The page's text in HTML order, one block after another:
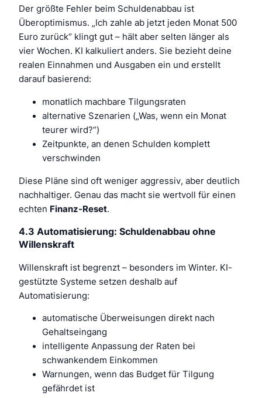
Der größte Fehler beim Schuldenabbau ist
Überoptimismus. „Ich zahle ab jetzt jeden Monat 500
Euro zurück“ klingt gut – hält aber selten länger als
vier Wochen. KI kalkuliert anders. Sie bezieht deine
realen Einnahmen und Ausgaben ein und erstellt
darauf basierend:
monatlich machbare Tilgungsraten
alternative Szenarien („Was, wenn ein Monat
teurer wird?“)
Zeitpunkte, an denen Schulden komplett
verschwinden
Diese Pläne sind oft weniger aggressiv, aber deutlich
nachhaltiger. Genau das macht sie wertvoll für einen
echten Finanz-Reset.
4.3 Automatisierung: Schuldenabbau ohne
Willenskraft
Willenskraft ist begrenzt – besonders im Winter. KI-
gestützte Systeme setzen deshalb auf
Automatisierung:
automatische Überweisungen direkt nach
Gehaltseingang
intelligente Anpassung der Raten bei
schwankendem Einkommen
Warnungen, wenn das Budget für Tilgung
gefährdet ist